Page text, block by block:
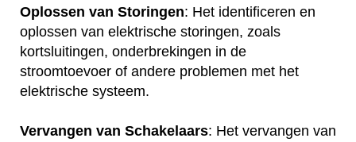
Oplossen van Storingen: Het identificeren en
oplossen van elektrische storingen, zoals
kortsluitingen, onderbrekingen in de
stroomtoevoer of andere problemen met het
elektrische systeem.
Vervangen van Schakelaars: Het vervangen van